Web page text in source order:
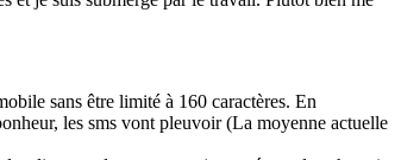
sans être limité à 160 caractères. En
les sms vont pleuvoir (La moyenne actuelle